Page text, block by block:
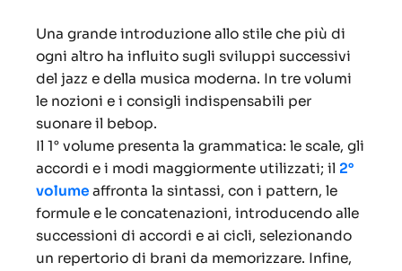
Una grande introduzione allo stile che più di
ogni altro ha influito sugli sviluppi successivi
del jazz e della musica moderna. In tre volumi
le nozioni e i consigli indispensabili per
suonare il bebop.
Il 1° volume presenta la grammatica: le scale, gli
accordi e i modi maggiormente utilizzati; il 2°
volume affronta la sintassi, con i pattern, le
formule e le concatenazioni, introducendo alle
successioni di accordi e ai cicli, selezionando
un repertorio di brani da memorizzare. Infine,